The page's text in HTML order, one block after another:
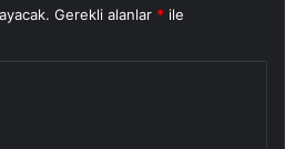
Gerekli alanlar * ile